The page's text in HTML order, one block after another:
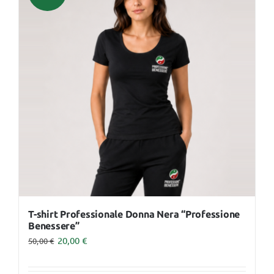
possono
T-shirt Professionale Donna Nera “Professione
Benessere”
50,00€ 20,00 €